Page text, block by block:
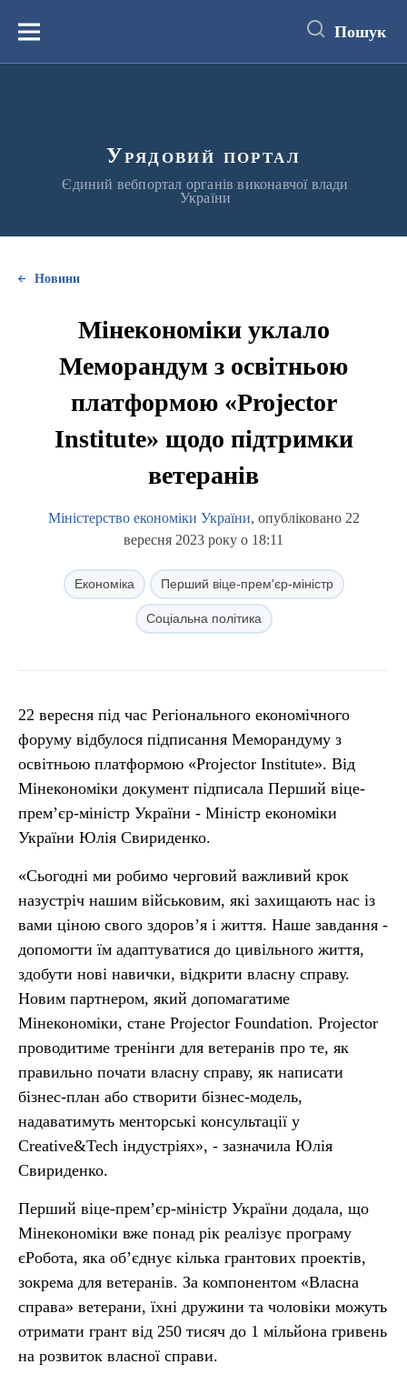
вмістуМеню Пошук
Урядовий портал
Єдиний вебпортал органів виконавчої влади
України
Новини
Мінекономіки уклало
Меморандум з освітньою
платформою «Projector
Institute» щодо підтримки
ветеранів
Міністерство економіки України, опубліковано 22
вересня 2023 року о 18:11
Економіка Перший віце-прем'єр-міністр
Соціальна політика
22 вересня під час Регіонального економічного
форуму відбулося підписання Меморандуму з
освітньою платформою «Projector Institute». Від
Мінекономіки документ підписала Перший віце-
прем’єр-міністр України - Міністр економіки
України Юлія Свириденко.
«Сьогодні ми робимо черговий важливий крок
назустріч нашим військовим, які захищають нас із
вами ціною свого здоров’я і життя. Наше завдання -
допомогти їм адаптуватися до цивільного життя,
здобути нові навички, відкрити власну справу.
Новим партнером, який допомагатиме
Мінекономіки, стане Projector Foundation. Projector
проводитиме тренінги для ветеранів про те, як
правильно почати власну справу, як написати
бізнес-план або створити бізнес-модель,
надаватимуть менторські консультації у
Creative&Tech індустріях», - зазначила Юлія
Свириденко.
Перший віце-прем’єр-міністр України додала, що
Мінекономіки вже понад рік реалізує програму
єРобота, яка об’єднує кілька грантових проектів,
зокрема для ветеранів. За компонентом «Власна
справа» ветерани, їхні дружини та чоловіки можуть
отримати грант від 250 тисяч до 1 мільйона гривень
на розвиток власної справи.